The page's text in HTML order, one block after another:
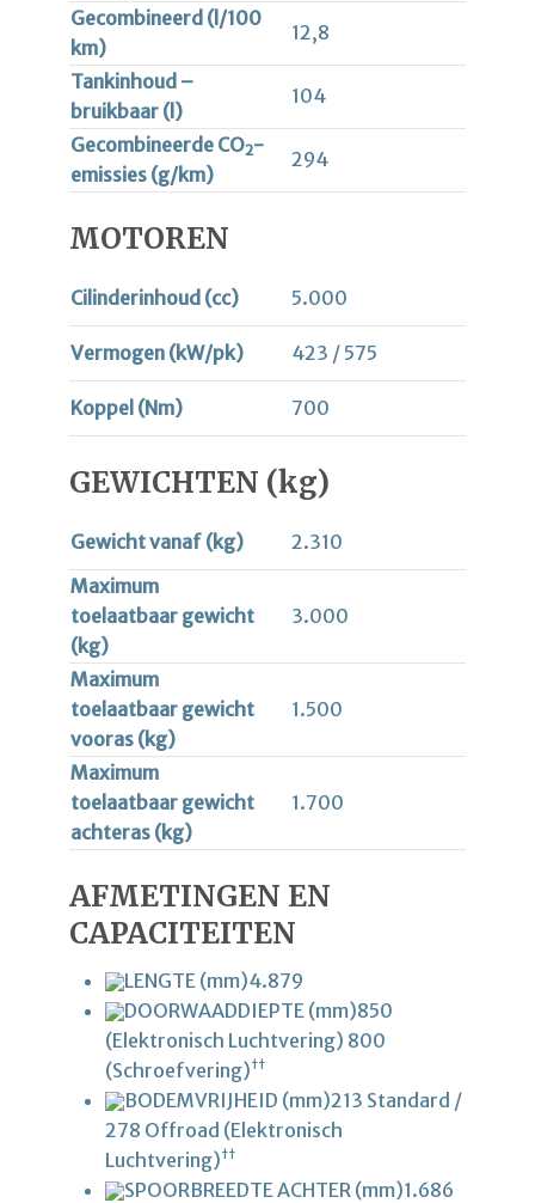
Gecombineerd (l/100
km)
12,8
Tankinhoud –
bruikbaar (l)
104
Gecombineerde CO2-
emissies (g/km)
294
MOTOREN
Cilinderinhoud (cc) 5.000
Vermogen (kW/pk) 423 / 575
Koppel (Nm) 700
GEWICHTEN (kg)
Gewicht vanaf (kg)
2.310
Maximum
toelaatbaar gewicht
(kg)
3.000
Maximum
toelaatbaar gewicht
vooras (kg)
1.500
Maximum
toelaatbaar gewicht
achteras (kg)
1.700
AFMETINGEN EN
CAPACITEITEN
LENGTE (mm)4.879
DOORWAADDIEPTE (mm)850
(Elektronisch Luchtvering) 800
(Schroefvering)††
BODEMVRIJHEID (mm)213 Standard /
278 Offroad (Elektronisch
Luchtvering)††
SPOORBREEDTE ACHTER (mm)1.686